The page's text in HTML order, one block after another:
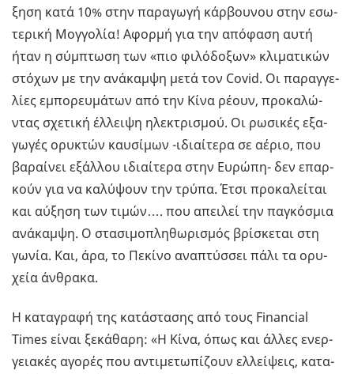
ξη­ση κατά 10% στην πα­ρα­γω­γή κάρ­βου­νου στην εσω­
τε­ρι­κή Μογ­γο­λία! Αφορ­μή για την από­φα­ση αυτή
ήταν η σύμ­πτω­ση των «πιο φι­λό­δο­ξων» κλι­μα­τι­κών
στό­χων με την ανά­καμ­ψη μετά τον Covid. Οι πα­ραγ­γε­
λί­ες εμπο­ρευ­μά­των από την Κίνα ρέουν, προ­κα­λώ­
ντας σχε­τι­κή έλ­λει­ψη ηλε­κτρι­σμού. Οι ρω­σι­κές εξα­
γω­γές ορυ­κτών καυ­σί­μων -ιδιαί­τε­ρα σε αέριο, που
βα­ραί­νει εξάλ­λου ιδιαί­τε­ρα στην Ευ­ρώ­πη- δεν επαρ­
κούν για να κα­λύ­ψουν την τρύπα. Έτσι προ­κα­λεί­ται
και αύ­ξη­ση των τιμών…. που απει­λεί την πα­γκό­σμια
ανά­καμ­ψη. Ο στα­σι­μο­πλη­θω­ρι­σμός βρί­σκε­ται στη
γωνία. Και, άρα, το Πε­κί­νο ανα­πτύσ­σει πάλι τα ορυ­
χεία άν­θρα­κα.
Η κα­τα­γρα­φή της κα­τά­στα­σης από τους Financial
Times είναι ξε­κά­θα­ρη: «Η Κίνα, όπως και άλλες ενερ­
γεια­κές αγο­ρές που αντι­με­τω­πί­ζουν ελ­λεί­ψεις, κα­τα­